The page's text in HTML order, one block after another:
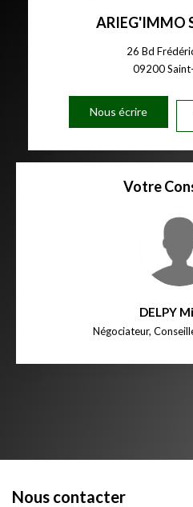
ARIEG'IMMO
26 Bd
09200
Nous écrire
Votre
DELPY
Négociateur,
Nous contacter